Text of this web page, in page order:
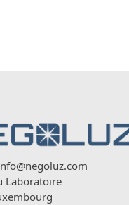
Laboratoire